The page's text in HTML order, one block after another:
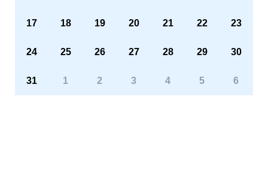
17 18 19 20 21 22 23
24 25 26 27 28 29 30
31 1 2 3 4 5 6